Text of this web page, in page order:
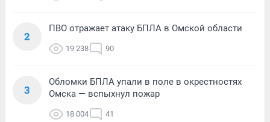
2
ПВО отражает атаку БПЛА в Омской области
19 238 90
3
Обломки БПЛА упали в поле в окрестностях
Омска — вспыхнул пожар
18 004 41